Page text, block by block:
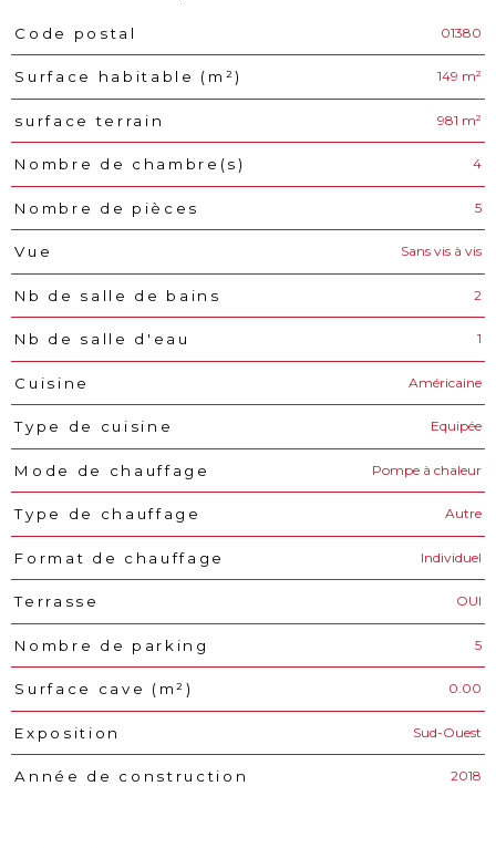
Caractéristiques
Code postal 01380
Surface habitable (m²) 149 m²
surface terrain 981 m²
Nombre de chambre(s) 4
Nombre de pièces 5
Vue Sans vis à vis
Nb de salle de bains 2
Nb de salle d'eau 1
Cuisine Américaine
Type de cuisine Equipée
Mode de chauffage Pompe à chaleur
Type de chauffage Autre
Format de chauffage Individuel
Terrasse OUI
Nombre de parking 5
Surface cave (m²) 0.00
Exposition Sud-Ouest
Année de construction 2018